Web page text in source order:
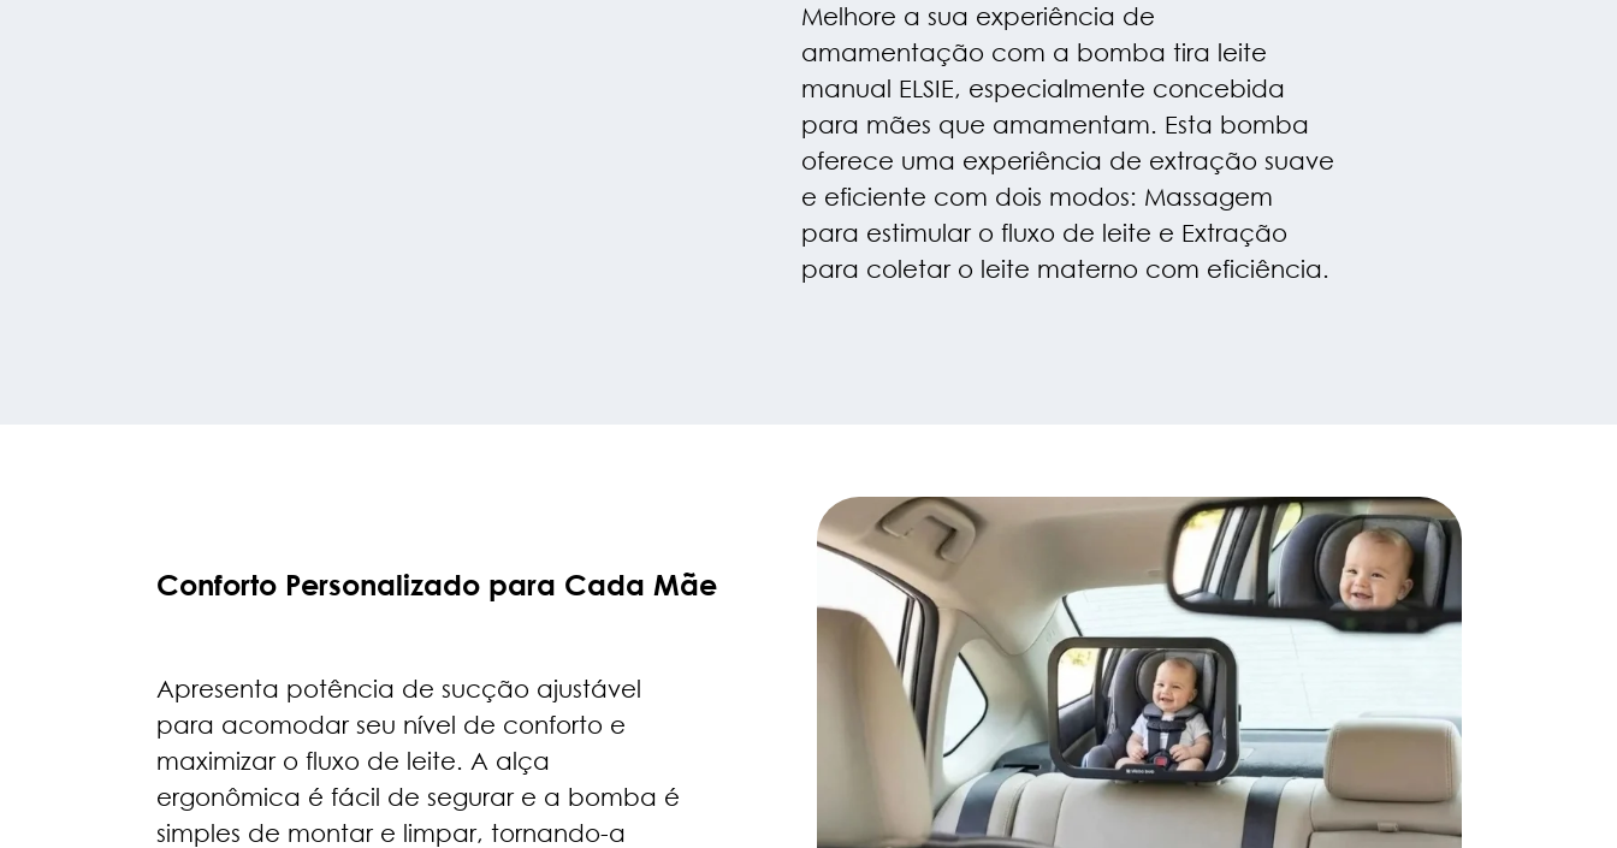
Melhore a sua experiência de
amamentação com a bomba tira leite
manual ELSIE, especialmente concebida
para mães que amamentam. Esta bomba
oferece uma experiência de extração suave
e eficiente com dois modos: Massagem
para estimular o fluxo de leite e Extração
para coletar o leite materno com eficiência.
Conforto Personalizado para Cada Mãe
Apresenta potência de sucção ajustável
para acomodar seu nível de conforto e
maximizar o fluxo de leite. A alça
ergonômica é fácil de segurar e a bomba é
simples de montar e limpar, tornando-a